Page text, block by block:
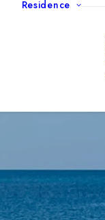
Residence